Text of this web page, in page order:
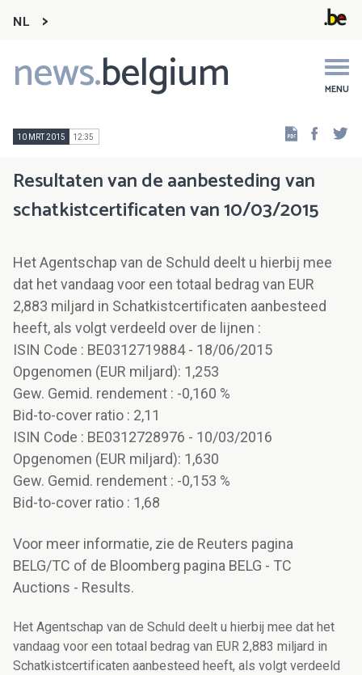
NL
news.belgium MENU
Main
navigation
10 MRT 2015 12:35
Resultaten van de aanbesteding van
schatkistcertificaten van 10/03/2015
Het Agentschap van de Schuld deelt u hierbij mee
dat het vandaag voor een totaal bedrag van EUR
2,883 miljard in Schatkistcertificaten aanbesteed
heeft, als volgt verdeeld over de lijnen :
ISIN Code : BE0312719884 - 18/06/2015
Opgenomen (EUR miljard): 1,253
Gew. Gemid. rendement : -0,160 %
Bid-to-cover ratio : 2,11
ISIN Code : BE0312728976 - 10/03/2016
Opgenomen (EUR miljard): 1,630
Gew. Gemid. rendement : -0,153 %
Bid-to-cover ratio : 1,68
Voor meer informatie, zie de Reuters pagina
BELG/TC of de Bloomberg pagina BELG - TC
Auctions - Results.
Het Agentschap van de Schuld deelt u hierbij mee dat het
vandaag voor een totaal bedrag van EUR 2,883 miljard in
Schatkistcertificaten aanbesteed heeft, als volgt verdeeld